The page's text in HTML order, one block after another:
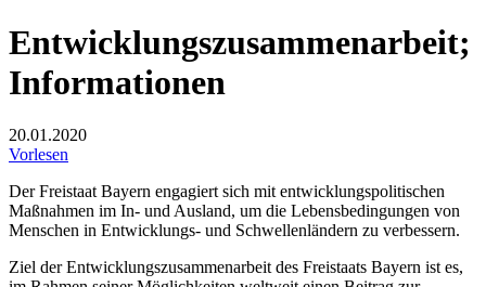
Entwicklungszusammenarbeit;
Informationen
20.01.2020
Vorlesen
Der Freistaat Bayern engagiert sich mit entwicklungspolitischen
Maßnahmen im In- und Ausland, um die Lebensbedingungen von
Menschen in Entwicklungs- und Schwellenländern zu verbessern.
Ziel der Entwicklungszusammenarbeit des Freistaats Bayern ist es,